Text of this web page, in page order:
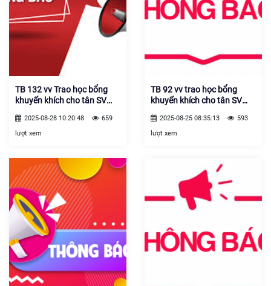
TB 132 vv Trao học bổng
khuyến khích cho tân SV
25.26
2025-08-28 10:20:48
659
lượt xem
TB 92 vv trao học bổng
khuyến khích cho tân SV
2025-08-25 08:35:13
593
lượt xem